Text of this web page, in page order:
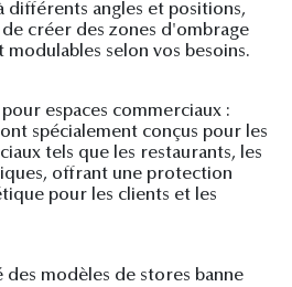
différents angles et positions,
créer des zones d'ombrage
modulables selon vos besoins.
espaces commerciaux :
spécialement conçus pour les
tels que les restaurants, les
offrant une protection
pour les clients et les
des modèles de stores banne